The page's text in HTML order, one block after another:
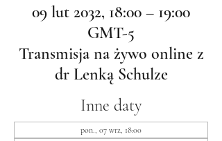
09 lut 2032, 18:00 – 19:00
GMT-5
Transmisja na żywo online z
dr Lenką Schulze
Inne daty
pon., 07 wrz, 18:00